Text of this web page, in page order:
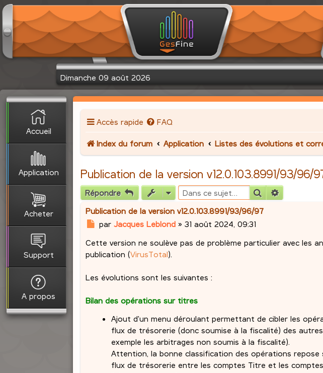
Dimanche 09 août 2026
Accueil
Application
Acheter
Support
A propos
Accès rapide FAQ
Index du forum Application Listes des évolutions et
Publication de la version v12.0.103.8991/93/96/
Répondre Rechercher
Publication de la version v12.0.103.8991/93/96/97
M
s
s
e
par Jacques Leblond » 31 août 2024, 09:31
Cette version ne soulève pas de problème particulier avec les
publication (VirusTotal).
Les évolutions sont les suivantes :
Bilan des opérations sur titres
Ajout d'un menu déroulant permettant de cibler les
flux de trésorerie (donc soumise à la fiscalité) des
exemple les arbitrages non soumis à la fiscalité).
Attention, la bonne classification des opérations repose
flux de trésorerie entre les comptes Titre et les